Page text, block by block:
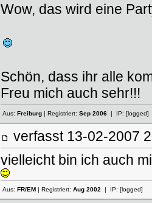
Wow, das wird eine
Schön, dass ihr alle
Freu mich auch sehr!!!
Aus: Freiburg| Registriert: Sep 2006| IP: [logged]
verfasst 13-02-
vielleicht bin ich auch
Aus: FR/EM| Registriert: Aug 2002| IP: [logged]